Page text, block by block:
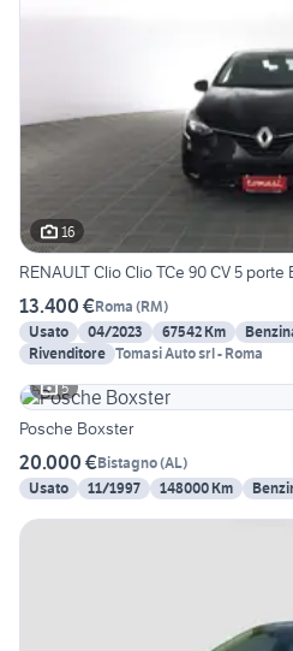
16
RENAULT Clio Clio TCe 90 CV 5 porte
13.400 €Roma (RM)
Usato
04/2023 67542 Km
Rivenditore Tomasi Auto srl - Roma
5
Posche Boxster
20.000 €Bistagno(AL)
Usato
11/1997 148000 Km